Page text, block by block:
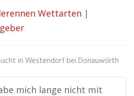
Wettarten |
in Westendorf bei Donauwörth
mich lange nicht mit